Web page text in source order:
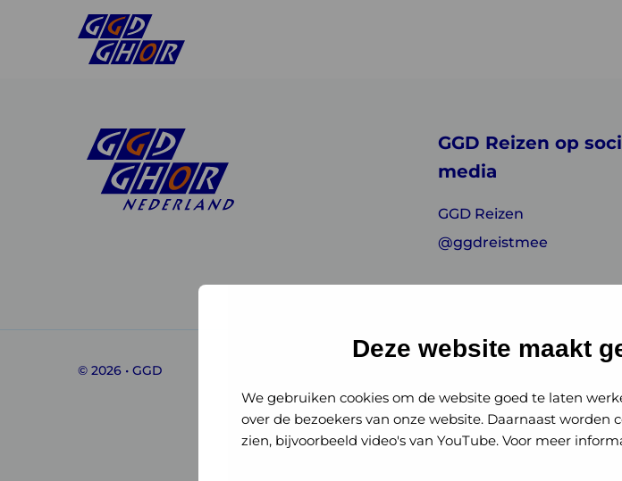
Deze website maakt
We gebruiken cookies om de website goed te laten
over de bezoekers van onze website. Daarnaast
zien, bijvoorbeeld video's van YouTube. Voor meer
GHORGHOR
Nederland
GGD Reizen op
media
GGD Reizen
@ggdreistmee
© 2026 • GGD